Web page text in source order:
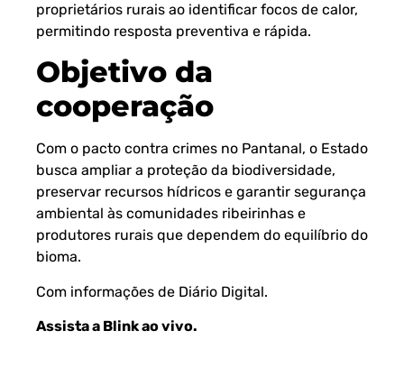
proprietários rurais ao identificar focos de calor,
permitindo resposta preventiva e rápida.
Objetivo da
cooperação
Com o pacto contra crimes no Pantanal, o Estado
busca ampliar a proteção da biodiversidade,
preservar recursos hídricos e garantir segurança
ambiental às comunidades ribeirinhas e
produtores rurais que dependem do equilíbrio do
bioma.
Com informações de Diário Digital.
Assista a Blink ao vivo.